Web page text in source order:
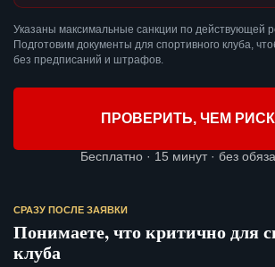
Указаны максимальные санкции по действующей
Подготовим документы для спортивного клуба,
без предписаний и штрафов.
ПРОВЕРИТЬ, ЧЕМ
Бесплатно · 15 минут · без
СРАЗУ ПОСЛЕ ЗАЯВКИ
Понимаете, что критично для
клуба